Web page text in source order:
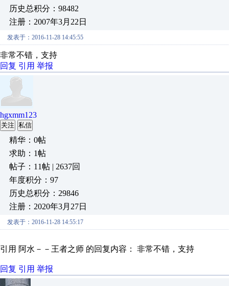
历史总积分：98482
注册：2007年3月22日
发表于：2016-11-28 14:45:55
非常不错，支持
回复 引用 举报
hgxmm123
关注 私信
精华：0帖
求助：1帖
帖子：11帖 | 2637回
年度积分：97
历史总积分：29846
注册：2020年3月27日
发表于：2016-11-28 14:55:17
引用 阿水－－王者之师 的回复内容： 非常不错，支持
回复 引用 举报